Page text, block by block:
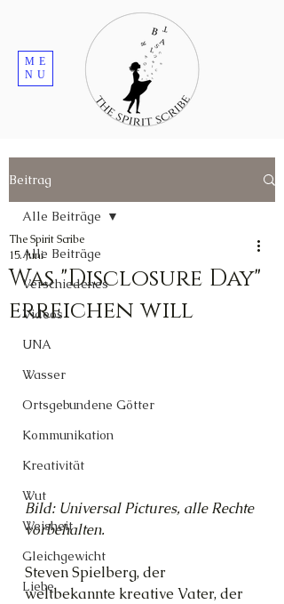
ME
NU
Beitrag
Alle Beiträge
Verschiedenes
Videos
UNA
Wasser
Ortsgebundene Götter
Kommunikation
Kreativität
Wut
Weisheit
Gleichgewicht
Liebe
Alle Beiträge
Was "Disclosure Day"
erreichen will
The Spirit Scribe
15. Juni
Bild: Universal Pictures, alle Rechte
vorbehalten.
Steven Spielberg, der
weltbekannte kreative Vater, der